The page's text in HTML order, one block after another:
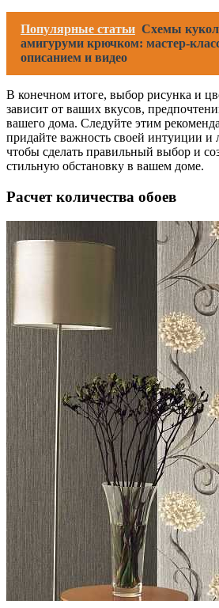
Популярные статьи Схемы кукол
амигуруми крючком: мастер-
описанием и видео
В конечном итоге, выбор рисунка и
зависит от ваших вкусов,
вашего дома. Следуйте этим
придайте важность своей интуиции
чтобы сделать правильный выбор и
стильную обстановку в вашем доме.
Расчет количества обоев